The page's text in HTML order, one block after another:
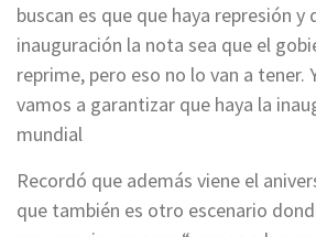
buscan es que que haya represión y
inauguración la nota sea que el
reprime, pero eso no lo van a tener.
vamos a garantizar que haya la
mundial
Recordó que además viene el
que también es otro escenario